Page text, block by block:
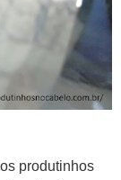
produtinhos